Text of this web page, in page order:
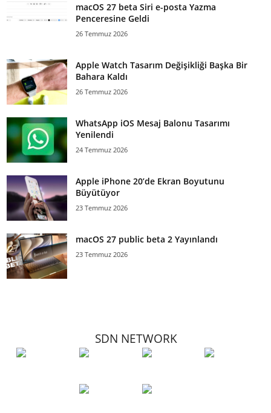
macOS 27 beta Siri e-posta Yazma
Penceresine Geldi
26 Temmuz 2026
Apple Watch Tasarım Değişikliği Başka Bir
Bahara Kaldı
26 Temmuz 2026
WhatsApp iOS Mesaj Balonu Tasarımı
Yenilendi
24 Temmuz 2026
Apple iPhone 20’de Ekran Boyutunu
Büyütüyor
23 Temmuz 2026
macOS 27 public beta 2 Yayınlandı
23 Temmuz 2026
SDN NETWORK